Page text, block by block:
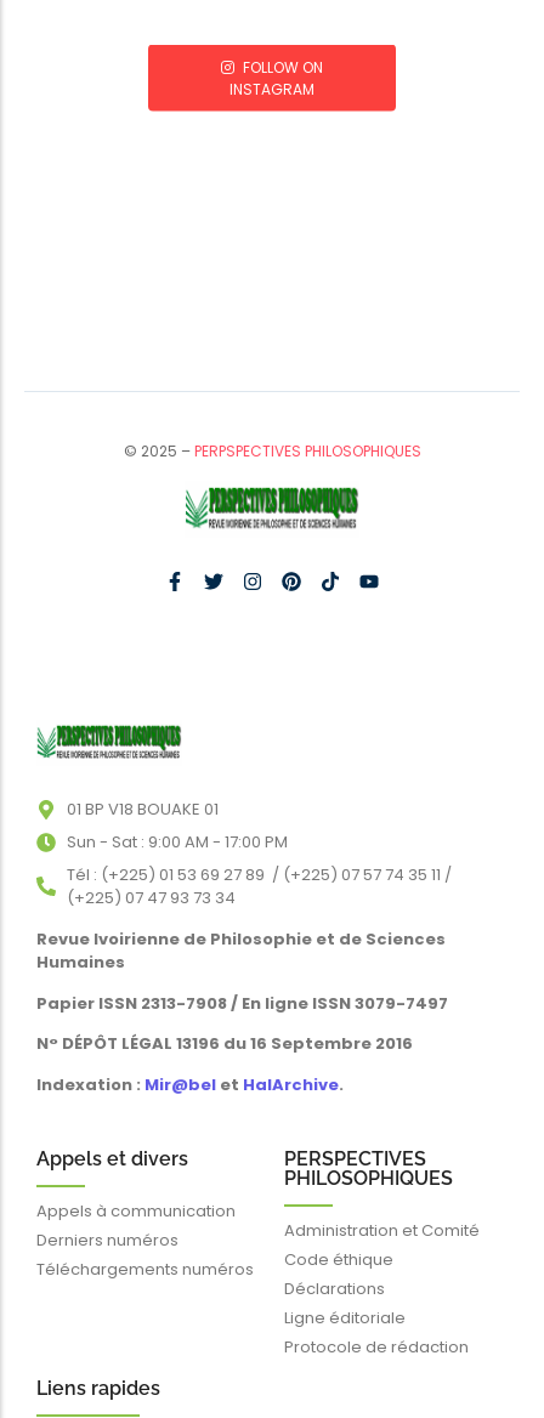
FOLLOW ON
INSTAGRAM
© 2025 –PERPSPECTIVES PHILOSOPHIQUES
01 BP V18 BOUAKE 01
Sun - Sat : 9:00 AM - 17:00 PM
Tél : (+225) 01 53 69 27 89 / (+225) 07 57 74 35 11 /
(+225) 07 47 93 73 34
Revue Ivoirienne de Philosophie et de Sciences
Humaines
Papier ISSN 2313-7908 / En ligne ISSN 3079-7497
N° DÉPÔT LÉGAL 13196 du 16 Septembre 2016
Indexation : Mir@bel et HalArchive.
Appels et divers
Appels à communication
Derniers numéros
Téléchargements numéros
PERSPECTIVES
PHILOSOPHIQUES
Administration et Comité
Code éthique
Déclarations
Ligne éditoriale
Protocole de rédaction
Liens rapides